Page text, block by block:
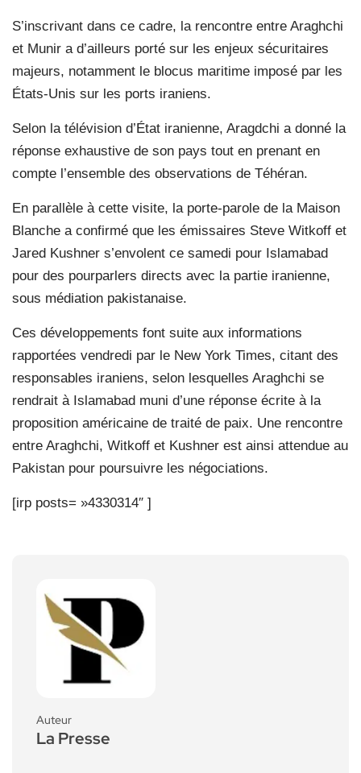
S’inscrivant dans ce cadre, la rencontre entre Araghchi
et Munir a d’ailleurs porté sur les enjeux sécuritaires
majeurs, notamment le blocus maritime imposé par les
États-Unis sur les ports iraniens.
Selon la télévision d’État iranienne, Aragdchi a donné la
réponse exhaustive de son pays tout en prenant en
compte l’ensemble des observations de Téhéran.
En parallèle à cette visite, la porte-parole de la Maison
Blanche a confirmé que les émissaires Steve Witkoff et
Jared Kushner s’envolent ce samedi pour Islamabad
pour des pourparlers directs avec la partie iranienne,
sous médiation pakistanaise.
Ces développements font suite aux informations
rapportées vendredi par le New York Times, citant des
responsables iraniens, selon lesquelles Araghchi se
rendrait à Islamabad muni d’une réponse écrite à la
proposition américaine de traité de paix. Une rencontre
entre Araghchi, Witkoff et Kushner est ainsi attendue au
Pakistan pour poursuivre les négociations.
[irp posts= »4330314″ ]
Auteur
La Presse